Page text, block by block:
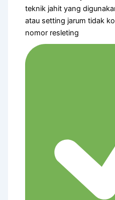
teknik jahit yang
atau setting jarum tidak
nomor resleting